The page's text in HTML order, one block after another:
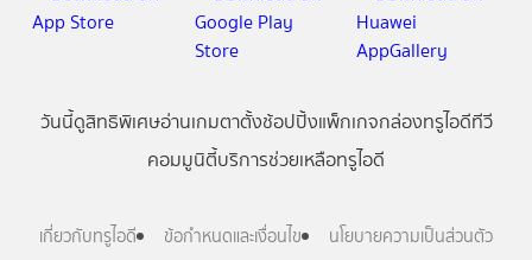
วันนี้ดูสิทธิพิเศษอ่านเกมตาตั้งช้อปปิ้งแพ็กเกจกล่องทรูไอดีทีวี
คอมมูนิตี้บริการช่วยเหลือทรูไอดี
เกี่ยวกับทรูไอดี ข้อกำหนดและเงื่อนไข
นโยบายความเป็นส่วนตัว